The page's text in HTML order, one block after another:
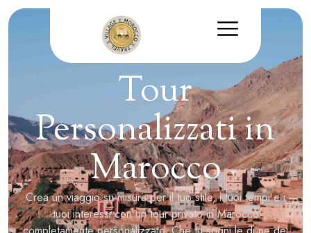
Tour
Personalizzati in
Marocco
Crea un viaggio su misura per il tuo stile, i tuoi tempi e i
tuoi interessi con un tour privato in Marocco